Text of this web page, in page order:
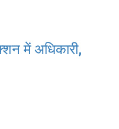
में अधिकारी,